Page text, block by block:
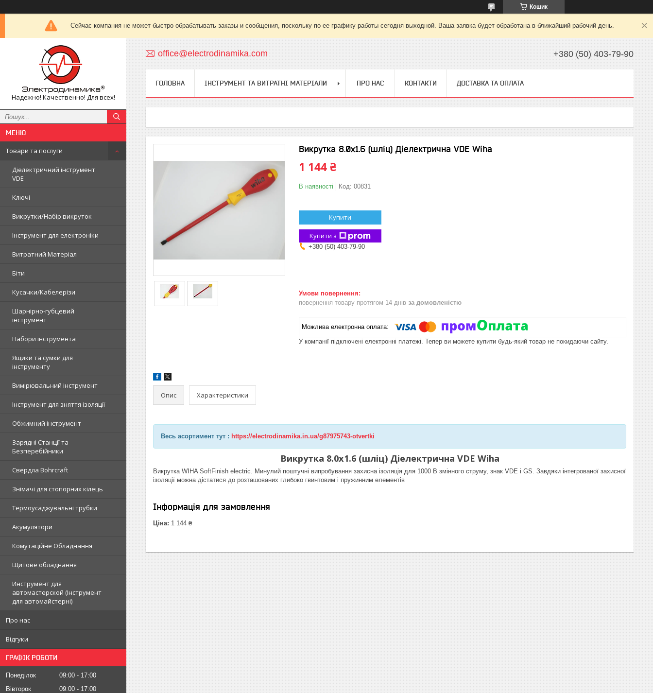
Кошик
Сейчас компания не может быстро обрабатывать заказы и сообщения, поскольку по ее графику работы сегодня выходной. Ваша заявка будет обработана в ближайший рабочий день.
Надежно! Качественно! Для всех!
Товари та послуги
Діелектричний інструмент
VDE
Ключі
Викрутки/Набір викруток
Інструмент для електроніки
Витратний Матеріал
Біти
Кусачки/Кабелерізи
Шарнірно-губцевий
інструмент
Набори інструмента
Ящики та сумки для
інструменту
Вимірювальний інструмент
Інструмент для зняття ізоляції
Обжимний інструмент
Зарядні Станції та
Безперебійники
Свердла Bohrcraft
Знімачі для стопорних кілець
Термоусаджувальні трубки
Акумулятори
Комутаційне Обладнання
Щитове обладнання
Инструмент для
автомастерской (Інструмент
для автомайстерні)
Про нас
Відгуки
ГРАФІК РОБОТИ
Понеділок 09:00
17:00
Вівторок
09:00
17:00
office@electrodinamika.com +380 (50) 403-79-90
ГОЛОВНА ІНСТРУМЕНТ ТА ВИТРАТНІ МАТЕРІАЛИ ПРО НАС КОНТАКТИ ДОСТАВКА ТА ОПЛАТА
Викрутка 8.0х1.6 (шліц) Діелектрична VDE Wiha
1 144 ₴
В наявності Код: 00831
Купити
Купити з
+380 (50) 403-79-90
повернення товару протягом 14 днів за домовленістю
У компанії підключені електронні платежі. Тепер ви можете купити будь-який товар не покидаючи сайту.
Опис Характеристики
Весь асортимент тут : https://electrodinamika.in.ua/g87975743-otvertki
Викрутка 8.0х1.6 (шліц) Діелектрична VDE Wiha
Викрутка WIHA SoftFinish electric. Минулий поштучні випробування захисна ізоляція для 1000 В змінного струму, знак VDE і GS. Завдяки інтегрованої захисної
ізоляції можна дістатися до розташованих глибоко гвинтовим і пружинним елементів
Інформація для замовлення
Ціна: 1 144 ₴